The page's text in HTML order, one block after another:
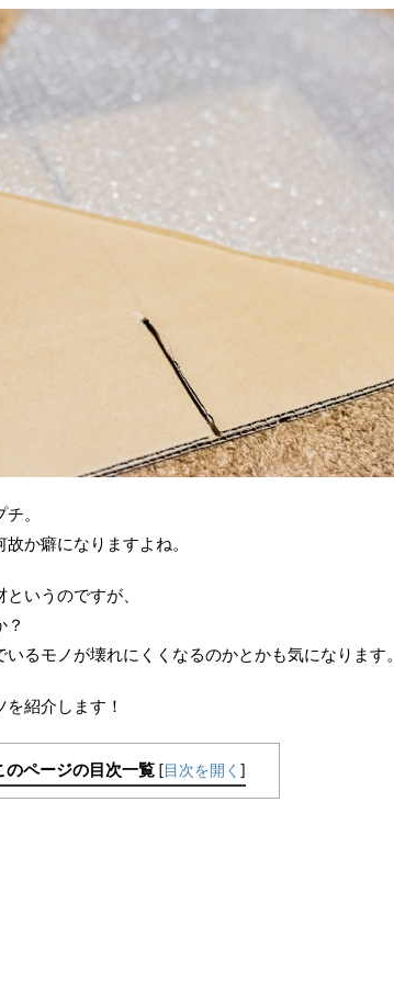
。
か癖になりますよね。
いうのですが、
？
るモノが壊れにくくなるのかとかも気になります。
紹介します！
のページの目次一覧 [目次を開く ]